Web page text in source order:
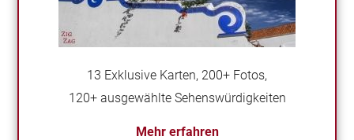
13 Exklusive Karten, 200+ Fotos,
120+ ausgewählte Sehenswürdigkeiten
Mehr erfahren